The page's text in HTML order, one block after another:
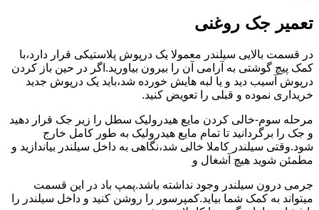
تعمیر جک روغنی
در قسمت بالایی سیلندر معمولا یک درپوش پلاستیکی قرار دارد،با
کمک پیچ گوشتی به آرامی آن را بیرون بیاورید.اگر در حین باز کردن
درپوش آسیب دید و یا لبه هایش خورده شد،باید یک درپوش جدید
خریداری نموده و قبلی را تعویض کنید.
مرحله سوم-خالی کردن مایع هیدرولیک سطل را زیر جک قرار دهید
و جک را برگردانید تا تمام مایع هیدرولیک به طور کامل خارج
شود.وقتی سیلندر کاملا خالی شد،نگاهی به داخل سیلندر بیاندازید و
مطمئن شوید هیچ آشغال و
جرمی درون سیلندر وجود نداشته باشد.پمپ باد در این قسمت
میتواند به کمک شما بیاید.کمپرسور را روشن کنید و داخل سیلندر را